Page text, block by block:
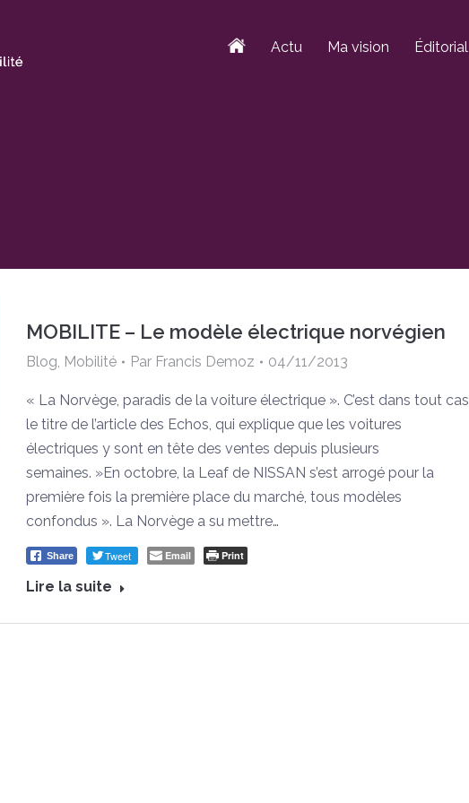
Actu Ma vision Éditorial
MOBILITE – Le modèle électrique norvégien
Blog, Mobilité Par Francis Demoz 04/11/2013
« La Norvège, paradis de la voiture électrique ». C’est dans tout cas
le titre de l’article des Echos, qui explique que les voitures
électriques y sont en tête des ventes depuis plusieurs
semaines. »En octobre, la Leaf de NISSAN s’est arrogé pour la
première fois la première place du marché, tous modèles
confondus ». La Norvège a su mettre…
Share Tweet Email Print
Lire la suite